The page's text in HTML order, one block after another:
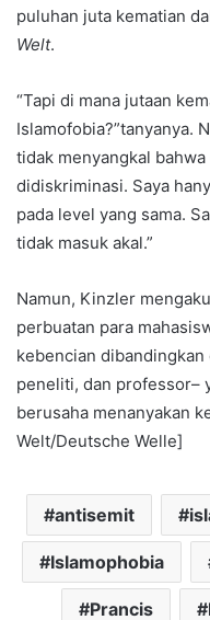
puluhan juta kematian
Welt.
“Tapi di mana jutaan
Islamofobia?”tanyanya.
tidak menyangkal
didiskriminasi. Saya
pada level yang sama.
tidak masuk akal.”
Namun, Kinzler
perbuatan para
kebencian
peneliti, dan professor–
berusaha menanyakan
Welt/Deutsche Welle]
antisemit
Islamophobia
Prancis